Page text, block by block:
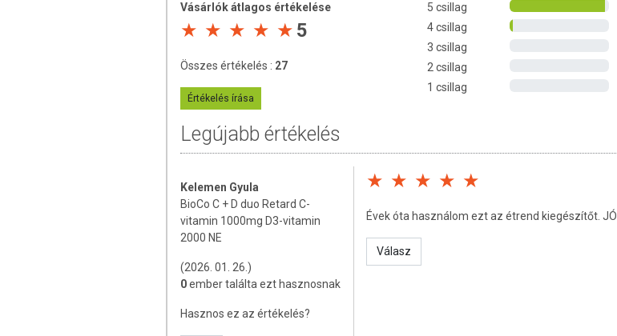
a normál fogazat megőrzése,
az immunrendszer optimális működése,
az ideg- és immunrendszer megfelelő működésének elősegítése,
a sejtek védelme az oxidatív stressz ellen,
a fáradtság és a kimerültség csökkentése.
Alkalmazási javaslat:Naponta 1 tablettát bő folyadékkal kell bevenni. Nyelési nehézség
tabletta kettévágható.
ÖSSZETEVŐK
Összetevők:L-aszkorbinsav; tömegnövelő anyagok (mikrokristályos cellulóz, hidroxipropil-metil-
cellulóz); fényező anyagok (zsírsavak, polivinil-alkohol, polietilénglikol); csipkebogyó kivonat (20
Vásárlók átlagos értékelése
5
Összes értékelés : 27
Értékelés írása
5 csillag
4 csillag
3 csillag
2 csillag
1 csillag
Legújabb értékelés
Kelemen Gyula
BioCo C + D duo Retard C-
vitamin 1000mg D3-vitamin
2000 NE
(2026. 01. 26.)
0ember találta ezt hasznosnak
Hasznos ez az értékelés?
Évek óta használom ezt az étrend kiegészítőt.
Válasz